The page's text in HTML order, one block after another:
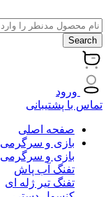
Search
ورود
تماس با پشتیبانی
صفحه اصلی
بازی و سرگرمی
بازی و سرگرمی
تفنگ آب پاش
تفنگ تیر ژله ای